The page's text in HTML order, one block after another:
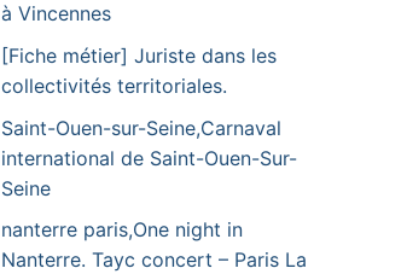
à Vincennes
[Fiche métier] Juriste dans les
collectivités territoriales.
Saint-Ouen-sur-Seine,Carnaval
international de Saint-Ouen-Sur-
Seine
nanterre paris,One night in
Nanterre. Tayc concert – Paris La